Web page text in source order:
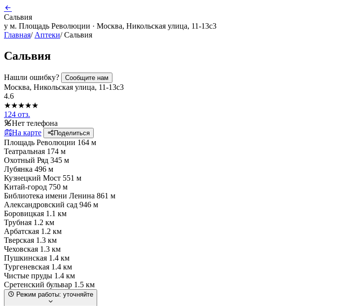
Сальвия
у м. Площадь Революции · Москва, Никольская улица, 11-13с3
Главная/ Аптеки/ Сальвия
Сальвия
Нашли ошибку? Сообщите нам
Москва, Никольская улица, 11-13с3
4.6
★★★★★
124 отз.
Нет телефона
На карте
Поделиться
Площадь Революции 164 м
Театральная 174 м
Охотный Ряд 345 м
Лубянка 496 м
Кузнецкий Мост 551 м
Китай-город 750 м
Библиотека имени Ленина 861 м
Александровский сад 946 м
Боровицкая 1.1 км
Трубная 1.2 км
Арбатская 1.2 км
Тверская 1.3 км
Чеховская 1.3 км
Пушкинская 1.4 км
Тургеневская 1.4 км
Чистые пруды 1.4 км
Сретенский бульвар 1.5 км
Режим работы: уточняйте